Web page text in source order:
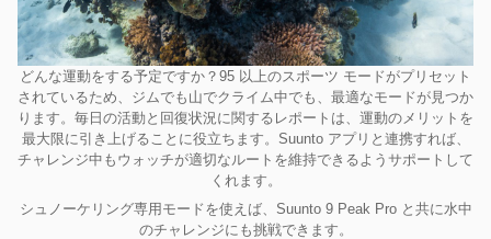
どんな運動をする予定ですか？95 以上のスポーツ モードがプリセット
されているため、ジムでも山でクライム中でも、最適なモードが見つか
ります。毎日の活動と回復状況に関するレポートは、運動のメリットを
最大限に引き上げることに役立ちます。Suunto アプリと連携すれば、
チャレンジ中もウォッチが適切なルートを維持できるようサポートして
くれます。
シュノーケリング専用モードを使えば、Suunto 9 Peak Pro と共に水中
のチャレンジにも挑戦できます。